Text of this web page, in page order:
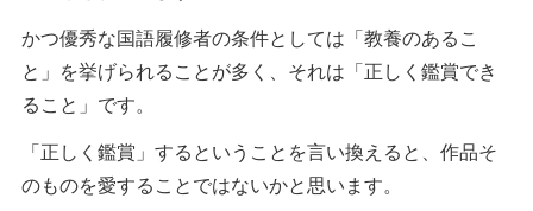
かつ優秀な国語履修者の条件としては「教養のあるこ
と」を挙げられることが多く、それは「正しく鑑賞でき
ること」です。
「正しく鑑賞」するということを言い換えると、作品そ
のものを愛することではないかと思います。